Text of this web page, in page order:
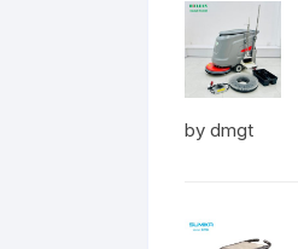
by dmgt